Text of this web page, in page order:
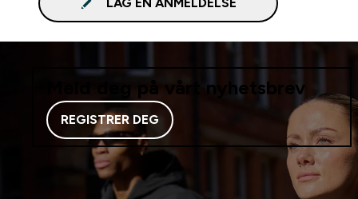
Meld deg på vårt nyhetsbrev
REGISTRER DEG